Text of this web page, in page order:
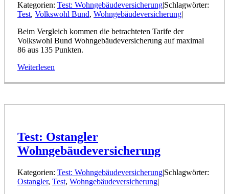
Kategorien: Test: Wohngebäudeversicherung|Schlagwörter:
Test, Volkswohl Bund, Wohngebäudeversicherung|
Beim Vergleich kommen die betrachteten Tarife der
Volkswohl Bund Wohngebäudeversicherung auf maximal
86 aus 135 Punkten.
Weiterlesen
Test: Ostangler
Wohngebäudeversicherung
Kategorien: Test: Wohngebäudeversicherung|Schlagwörter:
Ostangler, Test, Wohngebäudeversicherung|